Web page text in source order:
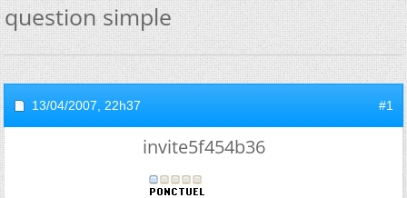
question simple
13/04/2007, 22h37 #1
invite5f454b36